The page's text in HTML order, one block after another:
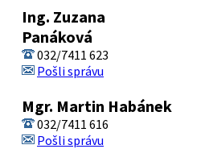
Ing. Zuzana
Panáková
032/7411 623
Pošli správu
Mgr. Martin Habánek
032/7411 616
Pošli správu